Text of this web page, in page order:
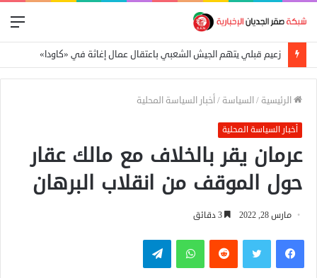
زعيم قبلي يتهم الجيش الشعبي باعتقال عمال إغاثة في «كاودا»
الرئيسية /السياسة /أخبار السياسة المحلية
أخبار السياسة المحلية
عرمان يقر بالخلاف مع مالك عقار
حول الموقف من انقلاب البرهان
مارس 28, 2022
فيسبوكتويتر واتساب تيلقرام